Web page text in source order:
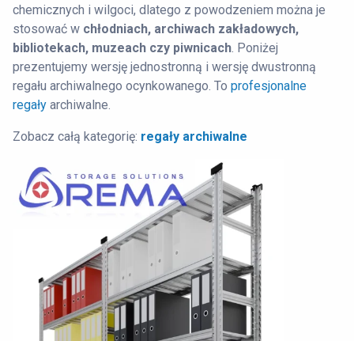
chemicznych i wilgoci, dlatego z powodzeniem można je
stosować w chłodniach, archiwach zakładowych,
bibliotekach, muzeach czy piwnicach. Poniżej
prezentujemy wersję jednostronną i wersję dwustronną
regału archiwalnego ocynkowanego. To profesjonalne
regały archiwalne.
Zobacz całą kategorię: regały archiwalne